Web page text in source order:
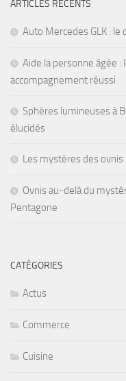
ARTICLES RÉCENTS
Auto Mercedes GLK :
Aide la personne âgée
accompagnement réussi
Sphères lumineuses à
élucidés
Les mystères des
Ovnis au-delà du
Pentagone
CATÉGORIES
Actus
Commerce
Cuisine